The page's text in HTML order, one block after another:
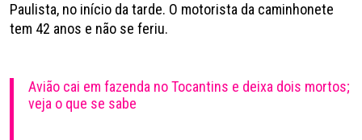
Paulista, no início da tarde. O motorista da caminhonete
tem 42 anos e não se feriu.
Avião cai em fazenda no Tocantins e deixa dois mortos;
veja o que se sabe